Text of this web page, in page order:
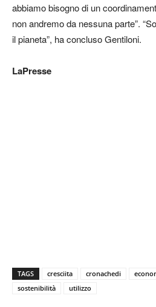
abbiamo bisogno di un
non andremo da nessuna parte”.
il pianeta”, ha concluso Gentiloni.
LaPresse
TAGS cresciita cronachedi
sostenibilità
utilizzo